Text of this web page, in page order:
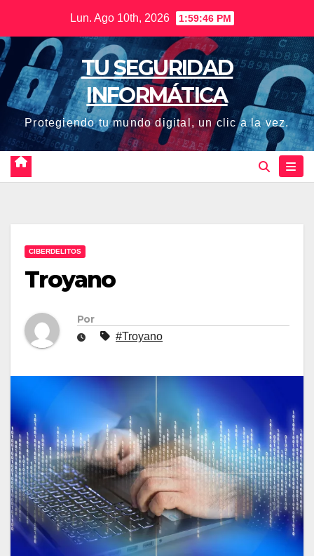
contenido
Lun. Ago 10th, 2026 1:59:47 PM
TU SEGURIDAD
INFORMÁTICA
Protegiendo tu mundo digital, un clic a la vez.
CIBERDELITOS
Troyano
Por
#Troyano